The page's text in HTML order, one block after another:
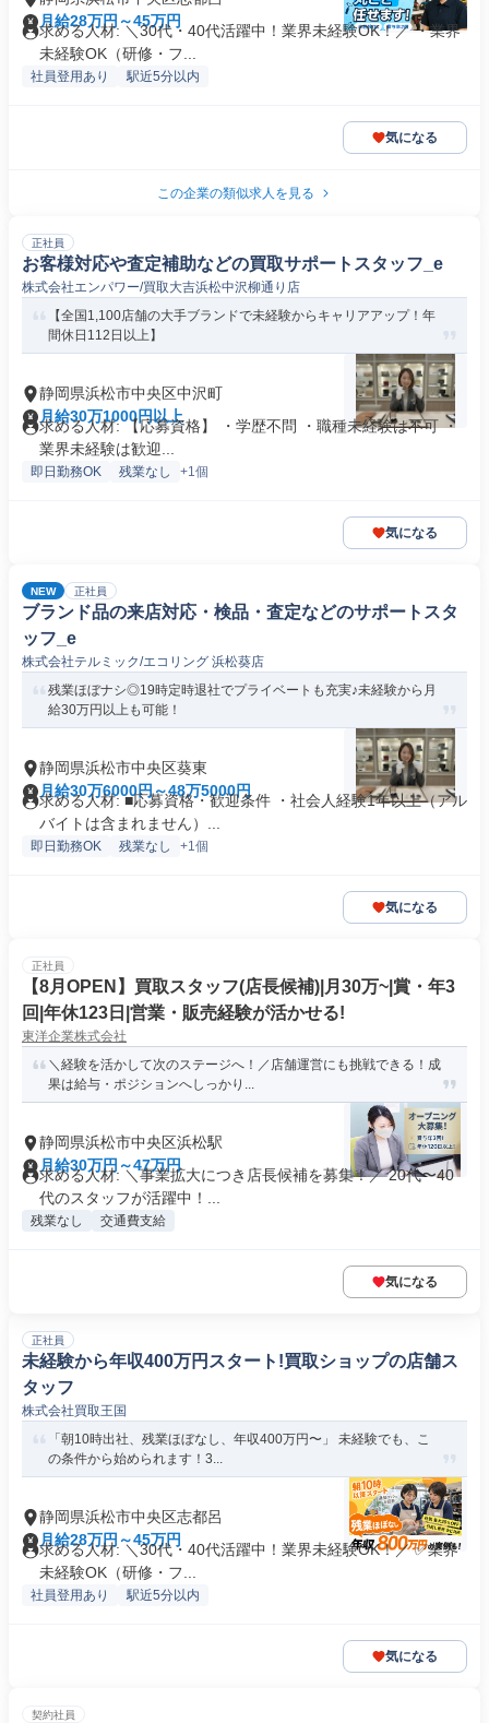
月給28万円～45万円
求める人材: ＼30代・40代活躍中！業界未経験OK！／ ・業界
未経験OK（研修・フ...
社員登用あり 駅近5分以内
気になる
この企業の類似求人を見る
正社員
お客様対応や査定補助などの買取サポートスタッフ_e
株式会社エンパワー/買取大吉浜松中沢柳通り店
【全国1,100店舗の大手ブランドで未経験からキャリアアップ！年
間休日112日以上】
静岡県浜松市中央区中沢町
月給30万1000円以上
求める人材: 【応募資格】 ・学歴不問 ・職種未経験は不可 ・
業界未経験は歓迎...
即日勤務OK 残業なし +1個
気になる
NEW 正社員
ブランド品の来店対応・検品・査定などのサポートスタ
ッフ_e
株式会社テルミック/エコリング 浜松葵店
残業ほぼナシ◎19時定時退社でプライベートも充実♪未経験から月
給30万円以上も可能！
静岡県浜松市中央区葵東
月給30万6000円～48万5000円
求める人材: ■応募資格・歓迎条件 ・社会人経験1年以上（アル
バイトは含まれません）...
即日勤務OK 残業なし +1個
気になる
正社員
【8⽉OPEN】買取スタッフ(店長候補)|月30万~|賞・年3
回|年休123日|営業・販売経験が活かせる!
東洋企業株式会社
＼経験を活かして次のステージへ！／店舗運営にも挑戦できる！成
果は給与・ポジションへしっかり...
静岡県浜松市中央区浜松駅
月給30万円～47万円
求める人材: ＼事業拡大につき店長候補を募集！／ 20代〜40
代のスタッフが活躍中！...
残業なし 交通費支給
気になる
正社員
未経験から年収400万円スタート!買取ショップの店舗ス
タッフ
株式会社買取王国
「朝10時出社、残業ほぼなし、年収400万円〜」 未経験でも、こ
の条件から始められます！3...
静岡県浜松市中央区志都呂
月給28万円～45万円
求める人材: ＼30代・40代活躍中！業界未経験OK！／ ✅業界
未経験OK（研修・フ...
社員登用あり 駅近5分以内
気になる
契約社員